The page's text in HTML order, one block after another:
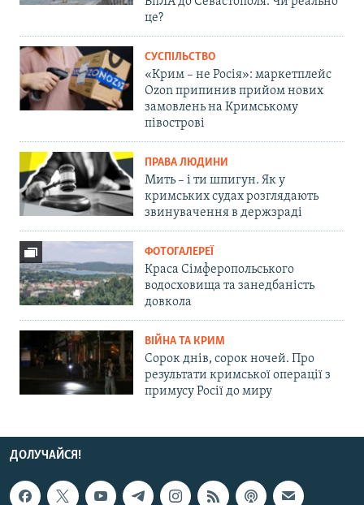
це?
СУСПІЛЬСТВО
«Крим – не Росія»: маркетплейс
Ozon припинив прийом нових
замовлень на Кримському
півострові
ПРАВА ЛЮДИНИ
Мить – і ти шпигун. Як у
кримських судах розглядають
звинувачення в держзраді
ФОТОГАЛЕРЕЇ
Краса Сімферопольського
водосховища та занедбаність
довкола
ВІЙНА ТА КРИМ
Сорок днів, сорок ночей. Про
результати кримської операції з
примусу Росії до миру
ДОЛУЧАЙСЯ!